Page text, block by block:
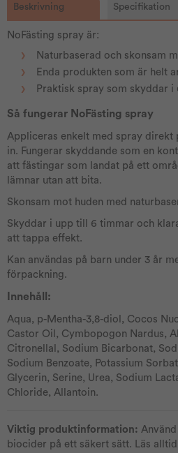
Beskrivning Specifikation
NoFästing spray är:
Naturbaserad och skonsam
Enda produkten som är helt
Praktisk spray som skyddar i
Så fungerar NoFästing spray
Appliceras enkelt med spray direkt
in. Fungerar skyddande som en
att fästingar som landat på ett
lämnar utan att bita.
Skonsam mot huden med
Skyddar i upp till 6 timmar och
att tappa effekt.
Kan användas på barn under 3 år
förpackning.
Innehåll:
Aqua, p-Mentha-3,8-diol, Cocos
Castor Oil, Cymbopogon Nardus,
Citronellal, Sodium Bicarbonat,
Sodium Benzoate, Potassium
Glycerin, Serine, Urea, Sodium
Chloride, Allantoin.
Viktig produktinformation:
biocider på ett säkert sätt. Läs